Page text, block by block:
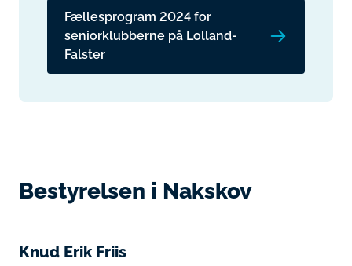
Fællesprogram 2024 for
seniorklubberne på Lolland-
Falster
Bestyrelsen i Nakskov
Knud Erik Friis